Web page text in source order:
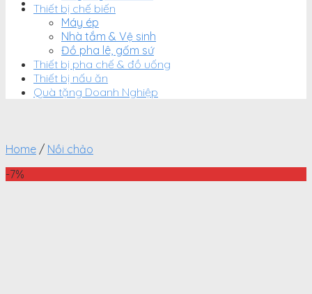
Thiết bị chế biến
Máy ép
Nhà tắm & Vệ sinh
Đồ pha lê, gốm sứ
Thiết bị pha chế & đồ uống
Thiết bị nấu ăn
Quà tặng Doanh Nghiệp
Home / Nồi chảo
-7%